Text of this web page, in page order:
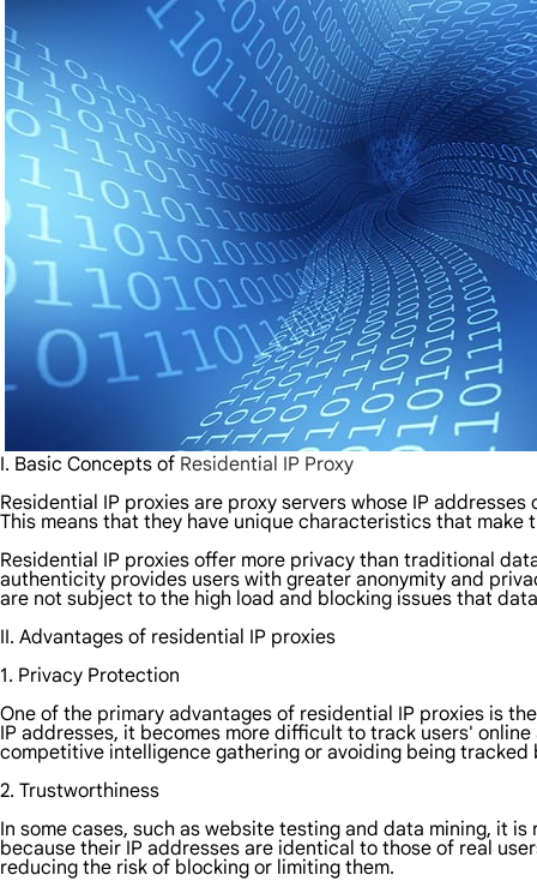
I. Basic Concepts of Residential IP Proxy
Residential IP proxies are proxy servers whose IP
This means that they have unique characteristics that
Residential IP proxies offer more privacy than traditional
authenticity provides users with greater anonymity and
are not subject to the high load and blocking issues that
II. Advantages of residential IP proxies
1. Privacy Protection
One of the primary advantages of residential IP proxies is
IP addresses, it becomes more difficult to track users'
competitive intelligence gathering or avoiding being tracked
2. Trustworthiness
In some cases, such as website testing and data mining, it
because their IP addresses are identical to those of real
reducing the risk of blocking or limiting them.